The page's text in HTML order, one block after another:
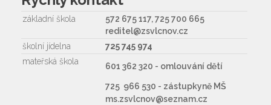
základní škola
572 675 117, 725 700 665
reditel@zsvlcnov.cz
školní jídelna
725 745 974
mateřská škola
601 362 320 - omlouvání dětí
725 966 530 - zástupkyně MŠ
ms.zsvlcnov@seznam.cz